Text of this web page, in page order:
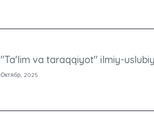
"Ta'lim va taraqqiyot" ilmiy-
Октябр, 2025